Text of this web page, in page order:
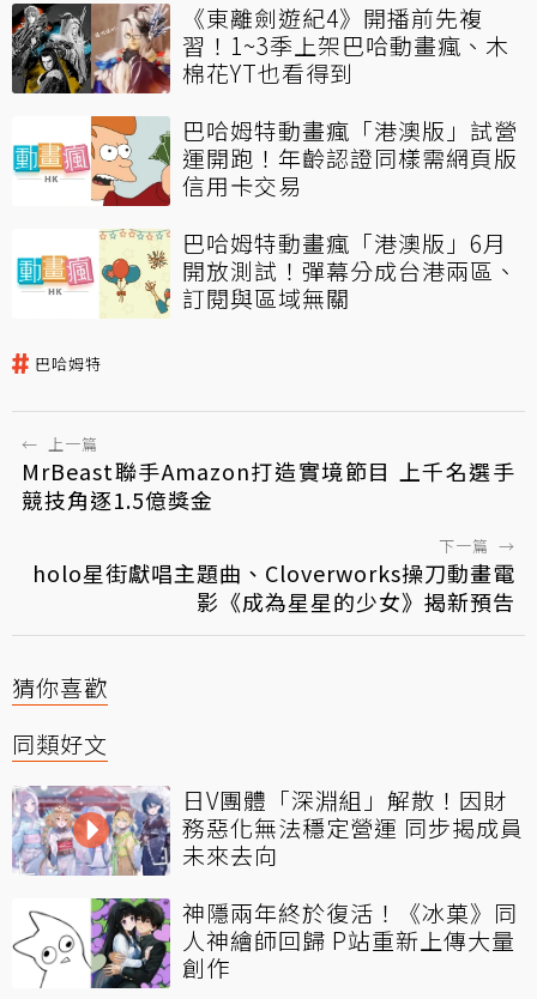
《東離劍遊紀4》開播前先複
習！1~3季上架巴哈動畫瘋、木
棉花YT也看得到
巴哈姆特動畫瘋「港澳版」試營
運開跑！年齡認證同樣需網頁版
信用卡交易
巴哈姆特動畫瘋「港澳版」6月
開放測試！彈幕分成台港兩區、
訂閱與區域無關
巴哈姆特
← 上一篇
MrBeast聯手Amazon打造實境節目 上千名選手
競技角逐1.5億獎金
下一篇 →
holo星街獻唱主題曲、Cloverworks操刀動畫電
影《成為星星的少女》揭新預告
猜你喜歡
同類好文
日V團體「深淵組」解散！因財
務惡化無法穩定營運 同步揭成員
未來去向
神隱兩年終於復活！《冰菓》同
人神繪師回歸 P站重新上傳大量
創作